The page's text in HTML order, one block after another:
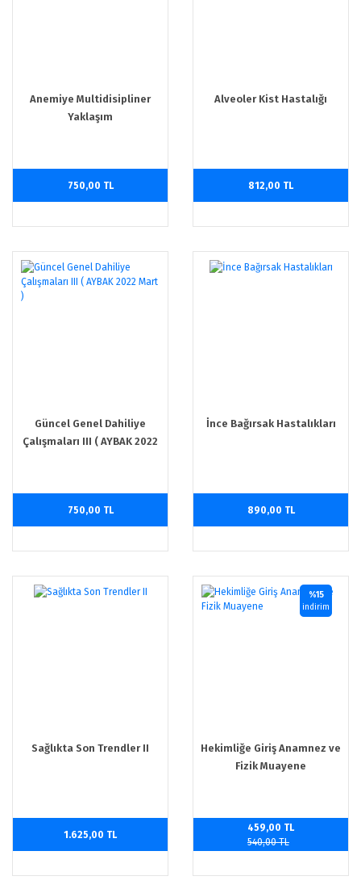
Anemiye Multidisipliner
Yaklaşım
750,00 TL
Alveoler Kist Hastalığı
812,00 TL
Güncel Genel Dahiliye
Çalışmaları III ( AYBAK 2022
750,00 TL
İnce Bağırsak Hastalıkları
890,00 TL
Sağlıkta Son Trendler II
1.625,00 TL
Hekimliğe Giriş Anamnez ve
Fizik Muayene
%15
indirim
459,00 TL
540,00 TL